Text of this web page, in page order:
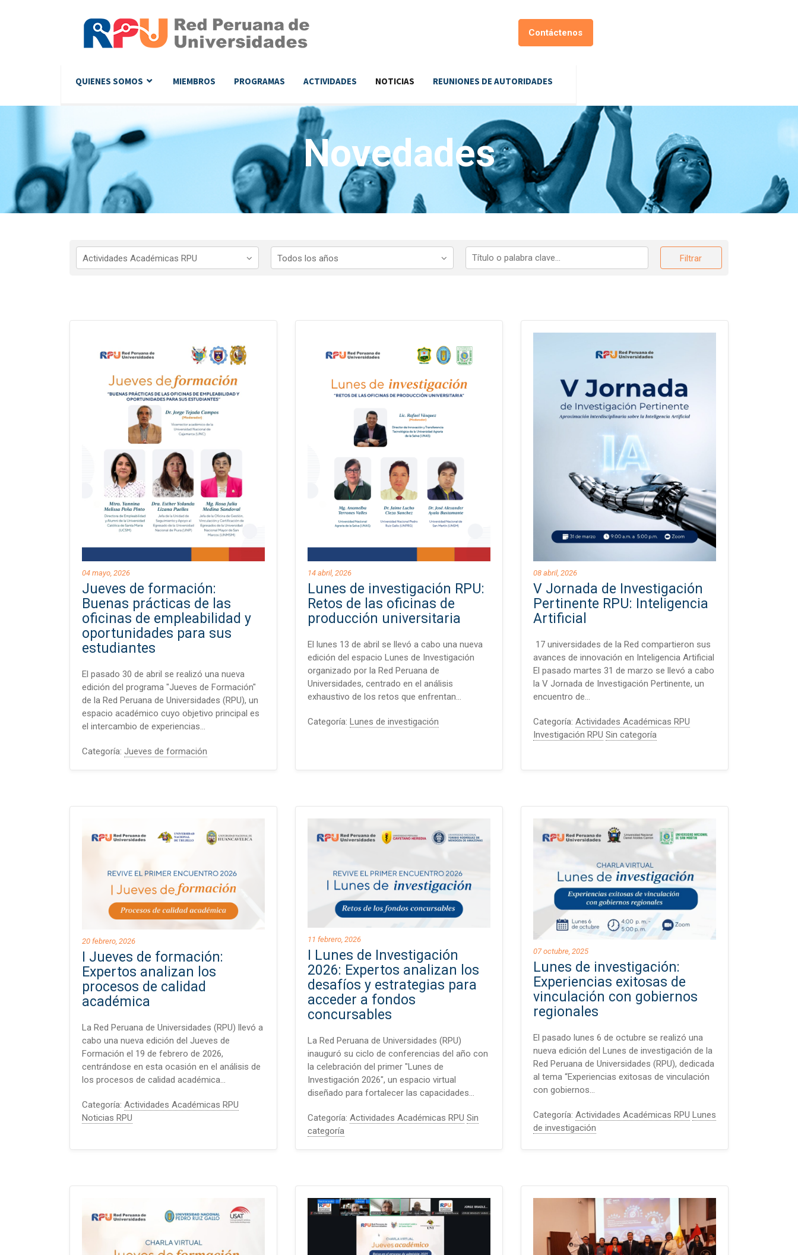
Contáctenos
QUIENES SOMOS MIEMBROS PROGRAMAS ACTIVIDADES NOTICIAS REUNIONES DE AUTORIDADES
Novedades
Actividades Académicas RPU Todos los años Filtrar
04 mayo, 2026
Jueves de formación:
Buenas prácticas de las
oficinas de empleabilidad y
oportunidades para sus
estudiantes
El pasado 30 de abril se realizó una nueva
edición del programa "Jueves de Formación"
de la Red Peruana de Universidades (RPU), un
espacio académico cuyo objetivo principal es
el intercambio de experiencias…
Categoría: Jueves de formación
14 abril, 2026
Lunes de investigación RPU:
Retos de las oficinas de
producción universitaria
El lunes 13 de abril se llevó a cabo una nueva
edición del espacio Lunes de Investigación
organizado por la Red Peruana de
Universidades, centrado en el análisis
exhaustivo de los retos que enfrentan…
Categoría: Lunes de investigación
08 abril, 2026
V Jornada de Investigación
Pertinente RPU: Inteligencia
Artificial
17 universidades de la Red compartieron sus
avances de innovación en Inteligencia Artificial
El pasado martes 31 de marzo se llevó a cabo
la V Jornada de Investigación Pertinente, un
encuentro de…
Categoría: Actividades Académicas RPU
Investigación RPU Sin categoría
20 febrero, 2026
I Jueves de formación:
Expertos analizan los
procesos de calidad
académica
La Red Peruana de Universidades (RPU) llevó a
cabo una nueva edición del Jueves de
Formación el 19 de febrero de 2026,
centrándose en esta ocasión en el análisis de
los procesos de calidad académica…
Categoría: Actividades Académicas RPU
Noticias RPU
11 febrero, 2026
I Lunes de Investigación
2026: Expertos analizan los
desafíos y estrategias para
acceder a fondos
concursables
La Red Peruana de Universidades (RPU)
inauguró su ciclo de conferencias del año con
la celebración del primer "Lunes de
Investigación 2026", un espacio virtual
diseñado para fortalecer las capacidades…
Categoría: Actividades Académicas RPU Sin
categoría
07 octubre, 2025
Lunes de investigación:
Experiencias exitosas de
vinculación con gobiernos
regionales
El pasado lunes 6 de octubre se realizó una
nueva edición del Lunes de investigación de la
Red Peruana de Universidades (RPU), dedicada
al tema “Experiencias exitosas de vinculación
con gobiernos…
Categoría: Actividades Académicas RPU Lunes
de investigación